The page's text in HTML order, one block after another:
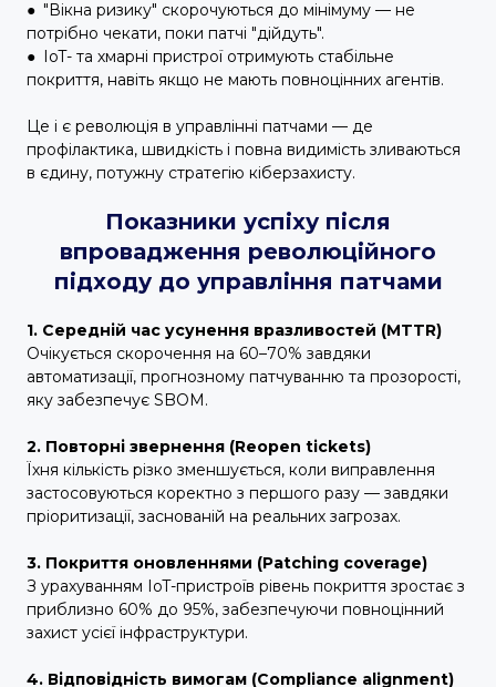
● "Вікна ризику" скорочуються до мінімуму — не
потрібно чекати, поки патчі "дійдуть".
● IoT- та хмарні пристрої отримують стабільне
покриття, навіть якщо не мають повноцінних агентів.
Це і є революція в управлінні патчами — де
профілактика, швидкість і повна видимість зливаються
в єдину, потужну стратегію кіберзахисту.
Показники успіху після
впровадження революційного
підходу до управління патчами
1. Середній час усунення вразливостей (MTTR)
Очікується скорочення на 60–70% завдяки
автоматизації, прогнозному патчуванню та прозорості,
яку забезпечує SBOM.
2. Повторні звернення (Reopen tickets)
Їхня кількість різко зменшується, коли виправлення
застосовуються коректно з першого разу — завдяки
пріоритизації, заснованій на реальних загрозах.
3. Покриття оновленнями (Patching coverage)
З урахуванням IoT-пристроїв рівень покриття зростає з
приблизно 60% до 95%, забезпечуючи повноцінний
захист усієї інфраструктури.
4. Відповідність вимогам (Compliance alignment)